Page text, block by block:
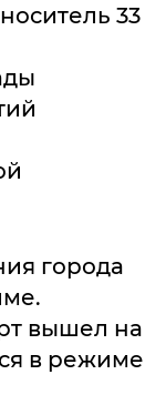
33
города
вышел на
в режиме